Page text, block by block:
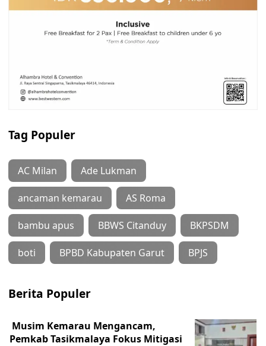
Tag Populer
AC Milan Ade Lukman
ancaman kemarau AS Roma
bambu apus BBWS Citanduy BKPSDM
boti BPBD Kabupaten Garut BPJS
Berita Populer
Musim Kemarau Mengancam,
Pemkab Tasikmalaya Fokus Mitigasi